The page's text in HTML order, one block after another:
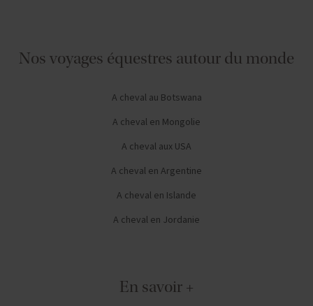
Nos voyages équestres autour du monde
A cheval au Botswana
A cheval en Mongolie
A cheval aux USA
A cheval en Argentine
A cheval en Islande
A cheval en Jordanie
En savoir +